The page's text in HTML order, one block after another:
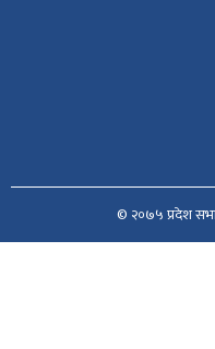
© २०७५ प्रदेश सभा